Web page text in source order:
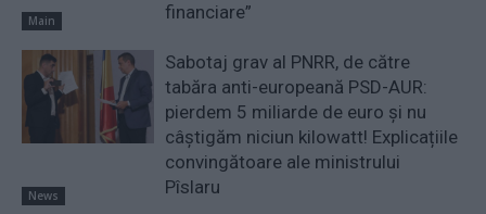
Main
financiare”
News
Sabotaj grav al PNRR, de către
tabăra anti-europeană PSD-AUR:
pierdem 5 miliarde de euro și nu
câștigăm niciun kilowatt! Explicațiile
convingătoare ale ministrului
Pîslaru